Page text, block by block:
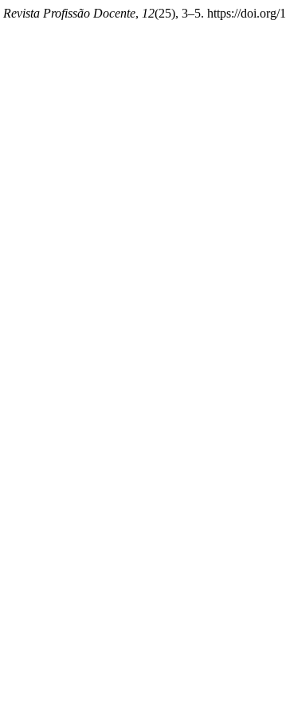
Revista Profissão Docente, 12(25), 3–5. https://doi.org/